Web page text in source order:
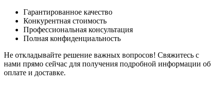
Гарантированное качество
Конкурентная стоимость
Профессиональная консультация
Полная конфиденциальность
Не откладывайте решение важных вопросов! Свяжитесь с
нами прямо сейчас для получения подробной информации об
оплате и доставке.